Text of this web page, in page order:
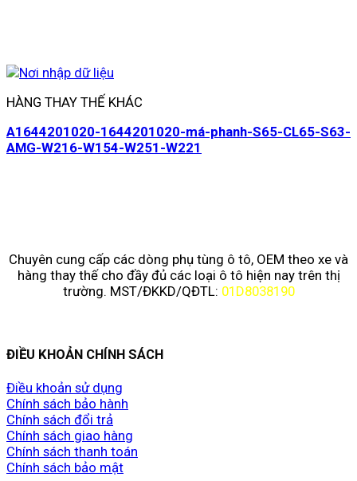
HÀNG THAY THẾ KHÁC
A1644201020-1644201020-má-phanh-S65-CL65-S63-
AMG-W216-W154-W251-W221
Chuyên cung cấp các dòng phụ tùng ô tô, OEM theo xe và
hàng thay thế cho đầy đủ các loại ô tô hiện nay trên thị
trường. MST/ĐKKD/QĐTL: 01D8038190
ĐIỀU KHOẢN CHÍNH SÁCH
Điều khoản sử dụng
Chính sách bảo hành
Chính sách đổi trả
Chính sách giao hàng
Chính sách thanh toán
Chính sách bảo mật